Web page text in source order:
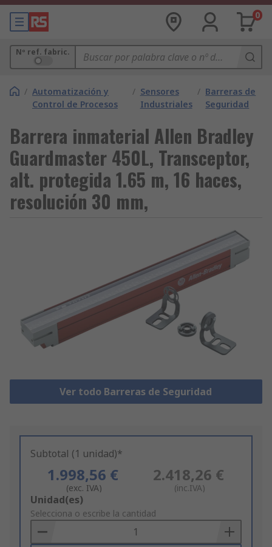
0
Nº ref. fabric.
/ Automatización y
Control de Procesos
/ Sensores
Industriales
/ Barreras de
Seguridad
Barrera inmaterial Allen Bradley
Guardmaster 450L, Transceptor,
alt. protegida 1.65 m, 16 haces,
resolución 30 mm,
Ver todo Barreras de Seguridad
Subtotal (1 unidad)*
1.998,56 €
(exc. IVA)
2.418,26 €
(inc.IVA)
Add
to
Basket
Unidad(es)
Selecciona o escribe la cantidad